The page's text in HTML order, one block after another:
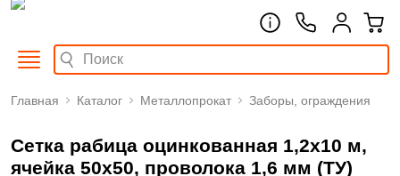
Главная Каталог Металлопрокат Заборы, ограждения
Сетка рабица оцинкованная 1,2х10 м,
ячейка 50х50, проволока 1,6 мм (ТУ)